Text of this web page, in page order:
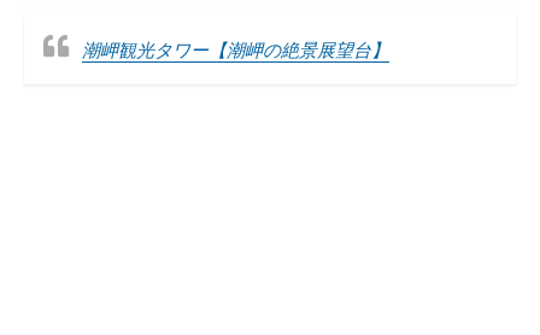
潮岬観光タワー【潮岬の絶景展望台】